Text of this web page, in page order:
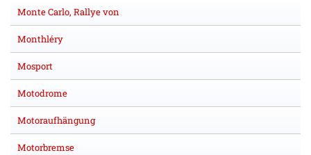
Monte Carlo, Rallye von
Monthléry
Mosport
Motodrome
Motoraufhängung
Motorbremse